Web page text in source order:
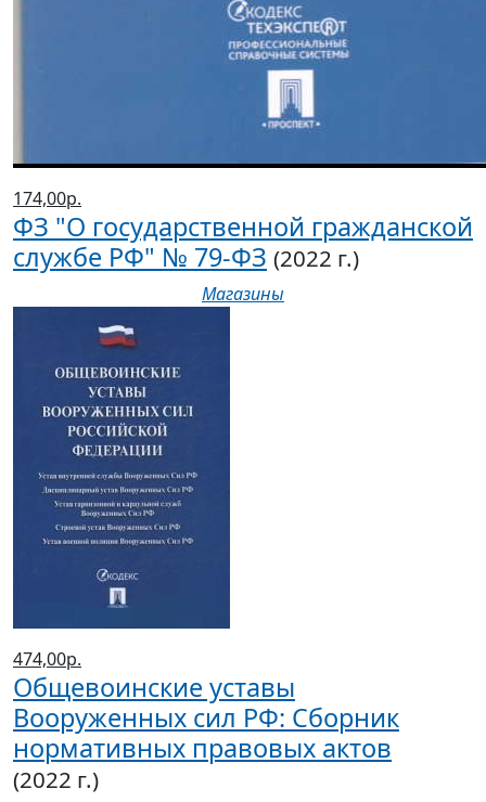
174,00р.
ФЗ "О государственной гражданской
службе РФ" № 79-ФЗ (2022 г.)
Магазины
474,00р.
Общевоинские уставы
Вооруженных сил РФ: Сборник
нормативных правовых актов
(2022 г.)